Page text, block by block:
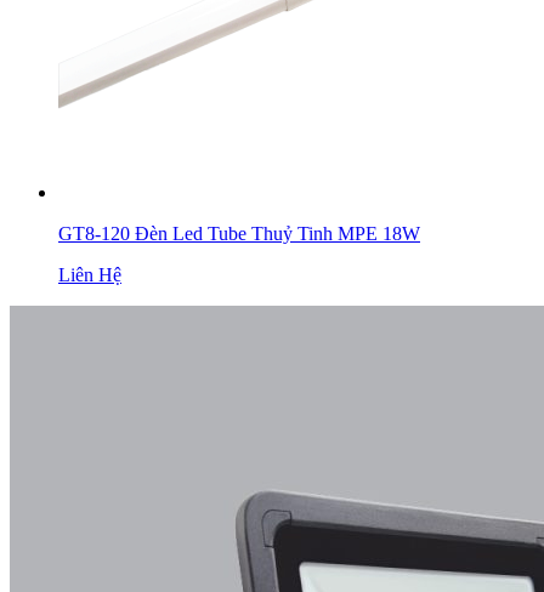
GT8-120 Đèn Led Tube Thuỷ Tinh MPE 18W
Liên Hệ